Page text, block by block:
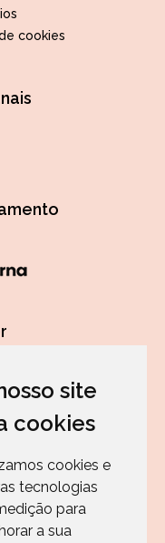
site
cookies
cookies e
tecnologias
para
a sua
cookies
e
dicas.
ENVIAR